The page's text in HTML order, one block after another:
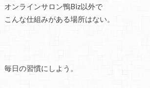
オンラインサロン鴨Biz以外で
こんな仕組みがある場所はない。
毎日の習慣にしよう。